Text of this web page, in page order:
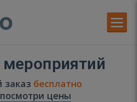
заказ бесплатно
посмотри цены